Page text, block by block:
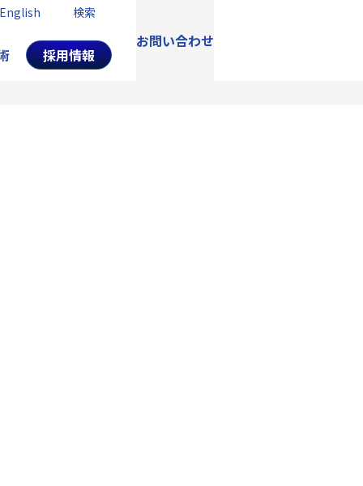
English 検索
採用情報
お問い合わせ